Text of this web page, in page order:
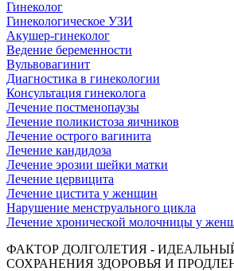
Гинеколог
Гинекологическое УЗИ
Акушер-гинеколог
Ведение беременности
Вульвовагинит
Диагностика в гинекологии
Консультация гинеколога
Лечение постменопаузы
Лечение поликистоза яичников
Лечение острого вагинита
Лечение кандидоза
Лечение эрозии шейки матки
Лечение цервицита
Лечение цистита у женщин
Нарушение менструального цикла
Лечение хронической молочницы у
ФАКТОР ДОЛГОЛЕТИЯ -
СОХРАНЕНИЯ ЗДОРОВЬЯ И